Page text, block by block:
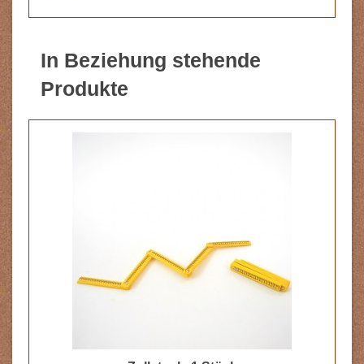
In Beziehung stehende
Produkte